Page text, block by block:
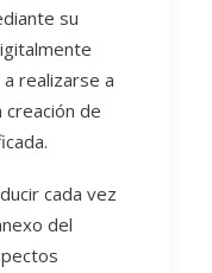
su
realizarse a
de
cada vez
del